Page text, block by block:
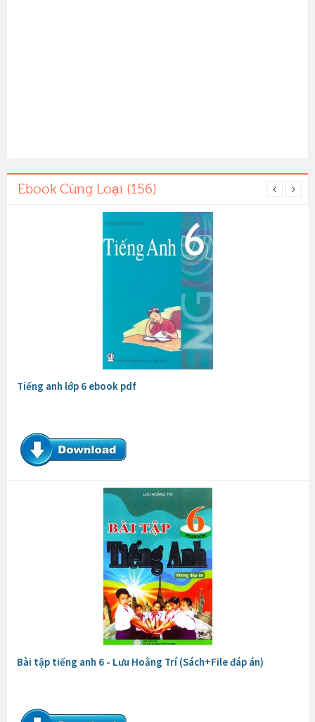
Ebook Cùng Loại (156)
Tiếng anh lớp 6 ebook pdf
Bài tập tiếng anh 6 - Lưu Hoằng Trí (Sách+File đáp án)